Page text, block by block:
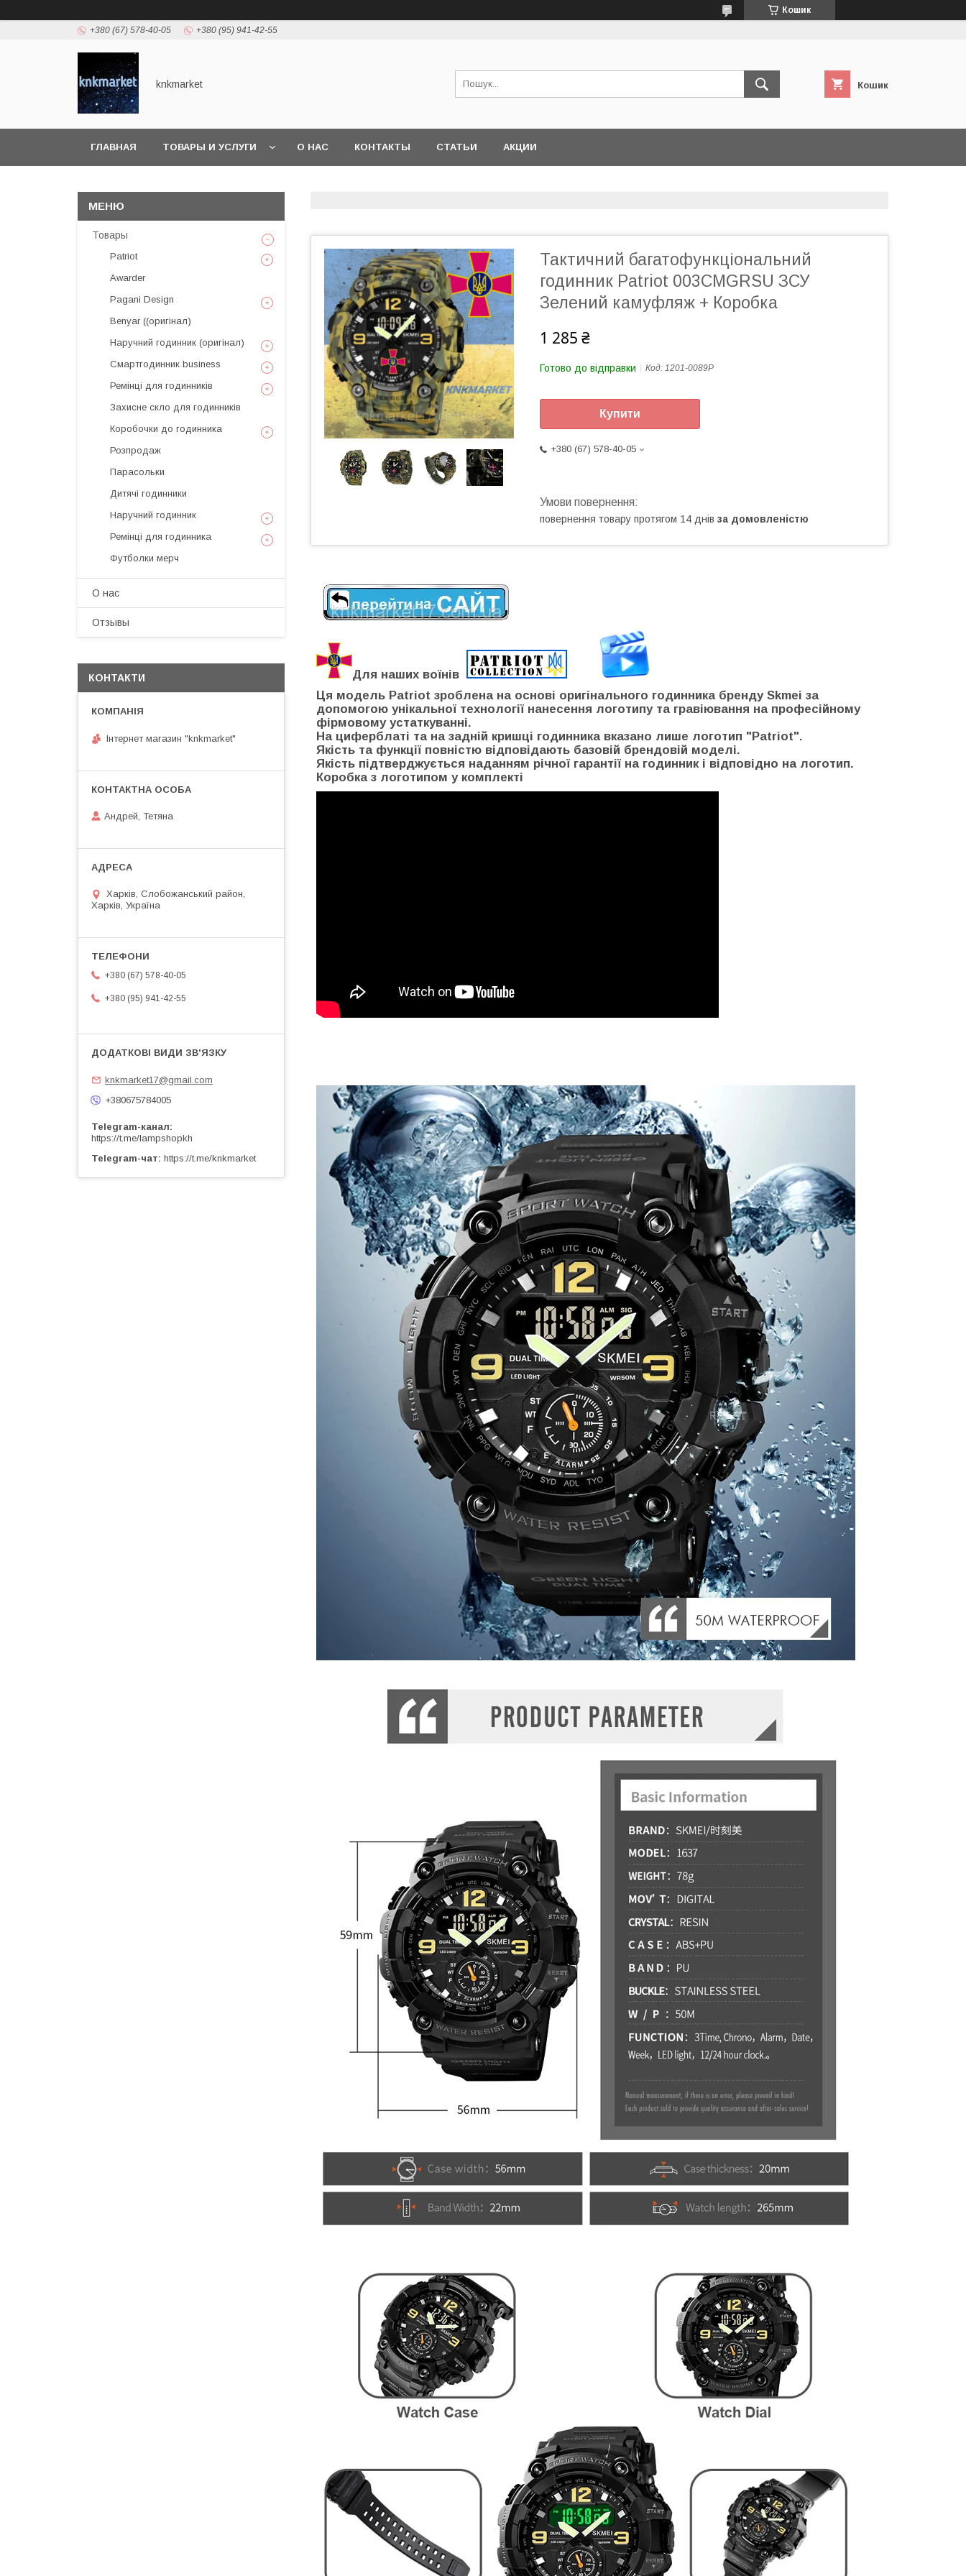
Кошик
+380 (67) 578-40-05 +380 (95) 941-42-55
knkmarket Кошик
ГЛАВНАЯ ТОВАРЫ И УСЛУГИ О НАС КОНТАКТЫ СТАТЬИ АКЦИИ
Тактичний багатофункціональний
годинник Patriot 003CMGRSU ЗСУ
Зелений камуфляж + Коробка
1 285 ₴
Готово до відправки Код: 1201-0089Р
Купити
+380 (67) 578-40-05
повернення товару протягом 14 днів за домовленістю
Для наших воїнів
Ця модель Patriot зроблена на основі оригінального годинника бренду Skmei за
допомогою унікальної технології нанесення логотипу та гравіювання на професійному
фірмовому устаткуванні.
На циферблаті та на задній кришці годинника вказано лише логотип "Patriot".
Якість та функції повністю відповідають базовій брендовій моделі.
Якість підтверджується наданням річної гарантії на годинник і відповідно на логотип.
Коробка з логотипом у комплекті
Товары
Patriot
Awarder
Pagani Design
Benyar ((оригінал)
Наручний годинник (оригінал)
Смартгодинник business
Ремінці для годинників
Захисне скло для годинників
Коробочки до годинника
Розпродаж
Парасольки
Дитячі годинники
Наручний годинник
Ремінці для годинника
Футболки мерч
О нас
Отзывы
КОНТАКТИ
Інтернет магазин "knkmarket"
Андрей, Тетяна
Харків, Слобожанський район,
Харків, Україна
+380 (67) 578-40-05
+380 (95) 941-42-55
knkmarket17@gmail.com
+380675784005
Telegram-канал
https://t.me/lampshopkh
Telegram-чат https://t.me/knkmarket